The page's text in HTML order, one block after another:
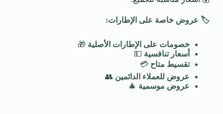
🏷️ عروض خاصة على الإطارات:
خصومات على الإطارات الأصلية 🎁
أسعار تنافسية 💵
تقسيط متاح 💳
عروض للعملاء الدائمين 👥
عروض موسمية 🎄